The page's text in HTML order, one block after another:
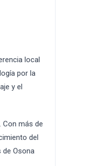
local
por la
y el
Con más de
del
Osona